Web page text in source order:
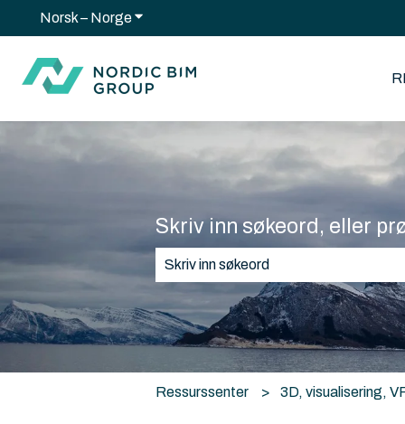
Norsk – NorgeVis undermeny for oversettelser
Skriv inn søkeord, eller
Det finnes ingen forslag fordi
Ressurssenter 3D, visualisering,